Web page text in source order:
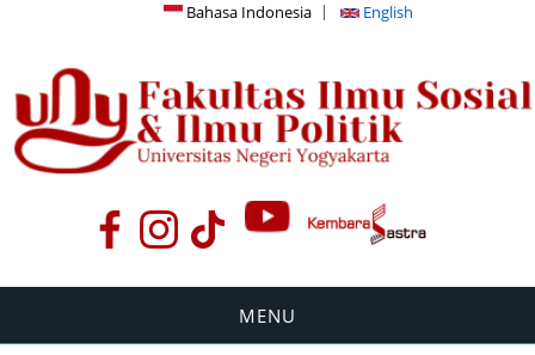
Bahasa Indonesia English
MENU